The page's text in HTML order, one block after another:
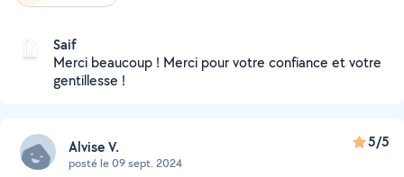
Saif
Merci beaucoup ! Merci pour votre confiance et votre
gentillesse !
Alvise V.
posté le 09 sept. 2024
5/5